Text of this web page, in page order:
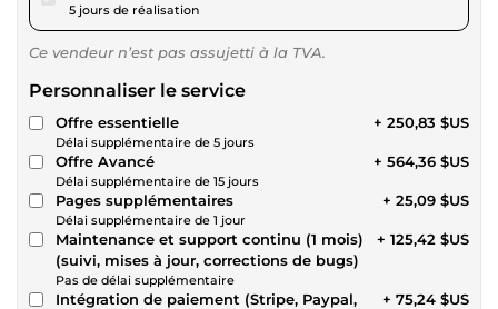
5 jours de réalisation
Ce vendeur n’est pas assujetti à la TVA.
Personnaliser le service
Offre essentielle
Délai supplémentaire de 5 jours
+ 250,83 $US
Offre Avancé
Délai supplémentaire de 15 jours
+ 564,36 $US
Pages supplémentaires
Délai supplémentaire de 1 jour
+ 25,09 $US
Maintenance et support continu (1 mois)
(suivi, mises à jour, corrections de bugs)
Pas de délai supplémentaire
+ 125,42 $US
Intégration de paiement (Stripe, Paypal,
+ 75,24 $US